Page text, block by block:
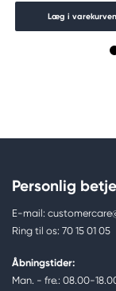
Læg i varekurven
Personlig
E-mail:
Ring til os: 70 15 01 05
Åbningstider:
Man. - fre.: 08.00-